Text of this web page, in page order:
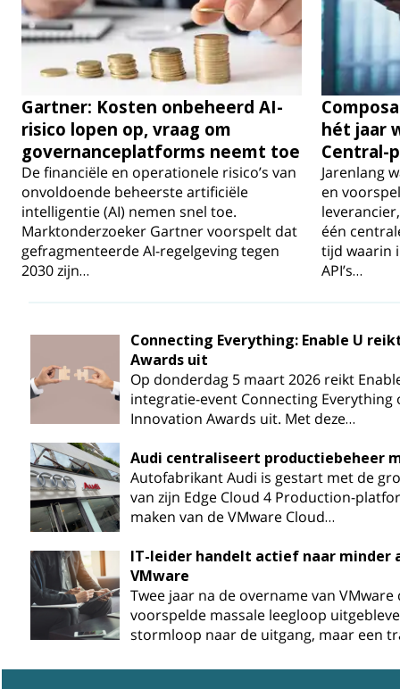
Gartner: Kosten onbeheerd AI-
risico lopen op, vraag om
governanceplatforms neemt toe
De financiële en operationele risico’s van
onvoldoende beheerste artificiële
intelligentie (AI) nemen snel toe.
Marktonderzoeker Gartner voorspelt dat
gefragmenteerde AI-regelgeving tegen
2030 zijn…
hét jaar
Central-
Jarenlang
en
één
tijd waarin
API’s…
Connecting Everything: Enable U
Awards uit
Op donderdag 5 maart 2026 reikt
integratie-event Connecting
Innovation Awards uit. Met deze…
Audi centraliseert productiebeheer
Autofabrikant Audi is gestart met de
van zijn Edge Cloud 4 Production-
maken van de VMware Cloud…
IT-leider handelt actief naar minder
VMware
Twee jaar na de overname van
voorspelde massale leegloop
stormloop naar de uitgang, maar een